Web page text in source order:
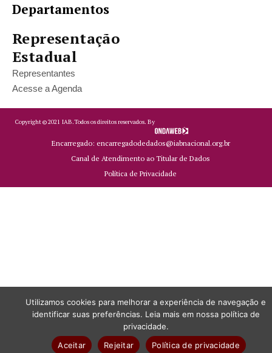
Departamentos
Representação
Estadual
Representantes
Acesse a Agenda
Copyright ©2021 IAB.Todos os direitos reservados. By
Encarregado: encarregadodedados@iabnacional.org.br
Canal de Atendimento ao Titular de Dados
Política de Privacidade
Utilizamos cookies para melhorar a experiência de navegação e
identificar suas preferências. Leia mais em nossa política de
privacidade.
Aceitar
Rejeitar Política de privacidade